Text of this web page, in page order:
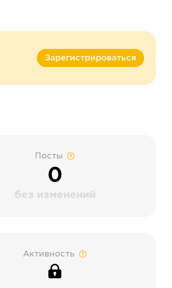
Зарегистрироваться
Посты
0
без изменений
Активность